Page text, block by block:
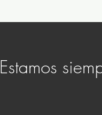
Estamos